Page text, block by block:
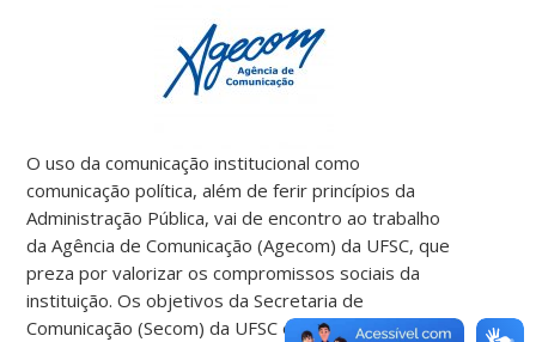
O uso da comunicação institucional como
comunicação política, além de ferir princípios da
Administração Pública, vai de encontro ao trabalho
da Agência de Comunicação (Agecom) da UFSC, que
preza por valorizar os compromissos sociais da
instituição. Os objetivos da Secretaria de
Comunicação (Secom) da UFSC estão ligados